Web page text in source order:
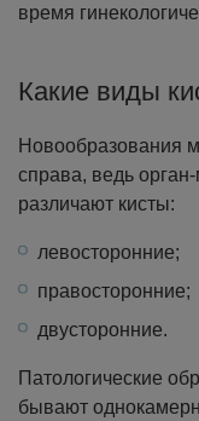
время
Какие виды
Новообразования
справа, ведь
различают кисты:
левосторонние;
правосторонние;
двусторонние.
Патологические
бывают